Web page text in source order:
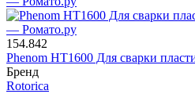
154.842
Phenom HT1600 Для сварки
Бренд
Rotorica